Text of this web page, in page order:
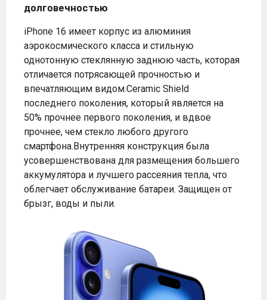
долговечностью
iPhone 16 имеет корпус из алюминия
аэрокосмического класса и стильную
однотонную стеклянную заднюю часть, которая
отличается потрясающей прочностью и
впечатляющим видом.Ceramic Shield
последнего поколения, который является на
50% прочнее первого поколения, и вдвое
прочнее, чем стекло любого другого
смартфона.Внутренняя конструкция была
усовершенствована для размещения большего
аккумулятора и лучшего рассеяния тепла, что
облегчает обслуживание батареи. Защищен от
брызг, воды и пыли.